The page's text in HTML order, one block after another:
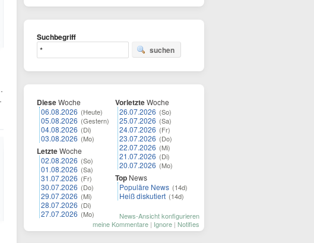
Suchbegriff
suchen
DieseWoche
06.08.2026 (Heute)
05.08.2026 (Gestern)
04.08.2026 (Di)
03.08.2026 (Mo)
LetzteWoche
02.08.2026 (So)
01.08.2026 (Sa)
31.07.2026 (Fr)
30.07.2026 (Do)
29.07.2026 (Mi)
28.07.2026 (Di)
27.07.2026 (Mo)
VorletzteWoche
26.07.2026 (So)
25.07.2026 (Sa)
24.07.2026 (Fr)
23.07.2026 (Do)
22.07.2026 (Mi)
21.07.2026 (Di)
20.07.2026 (Mo)
Top News
Populäre News (14d)
Heiß diskutiert (14d)
News-Ansicht konfigurieren
meine Kommentare | Ignore | Notifies